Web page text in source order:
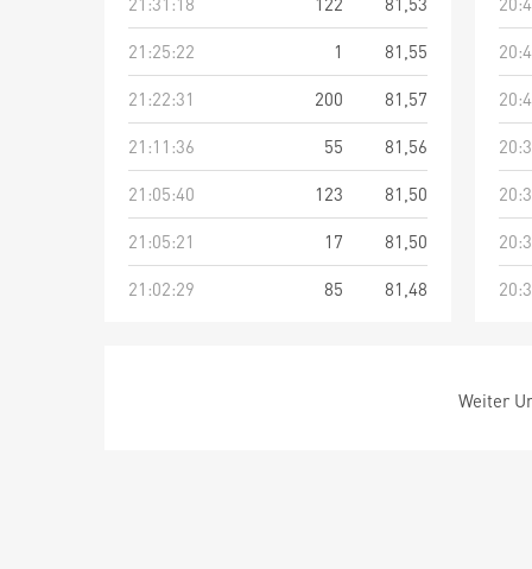
21:25:22
1
81,55
21:22:31
200
81,57
21:11:36
55
81,56
21:05:40
123
81,50
21:05:21
17
81,50
21:02:29
85 81,48
Weiter